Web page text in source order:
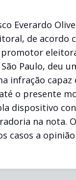
Everardo
de acordo
promotor
Paulo, deu
infração capaz
o presente
dispositivo
na nota.
casos a